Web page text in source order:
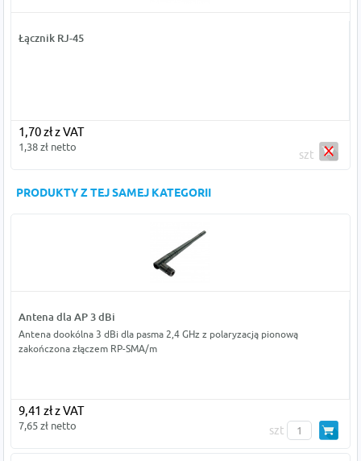
Łącznik RJ-45
1,70 zł z VAT
1,38 zł netto
szt
PRODUKTY Z TEJ SAMEJ KATEGORII
Antena dla AP 3 dBi
Antena dookólna 3 dBi dla pasma 2,4 GHz z polaryzacją pionową
zakończona złączem RP-SMA/m
9,41 zł z VAT
7,65 zł netto szt